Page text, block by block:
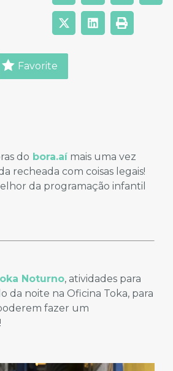
Favorite
do bora.aímais uma vez
recheada com coisas legais!
da programação infantil
Noturno, atividades para
da noite na Oficina Toka, para
fazer um